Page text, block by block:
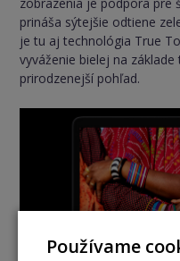
prináša sýtejšie odtiene
je tu aj technológia True
vyváženie bielej na
prirodzenejší pohľad.
Používame